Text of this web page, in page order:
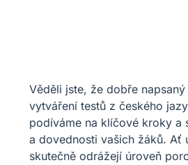
Věděli jste, že dobře
vytváření testů z českého
podíváme na klíčové kroky a
a dovednosti vašich žáků. Ať
skutečně odrážejí úroveň